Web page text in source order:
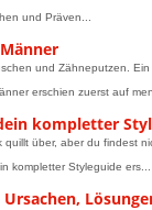
und Präven...
und Zähneputzen.
erschien zuerst auf
kompletter
über, aber du findest
kompletter Styleguide ers...